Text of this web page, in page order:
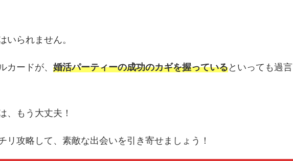
いられません。
カードが、 婚活パーティーの成功のカギを握っているといっても過言
、もう大丈夫！
リ攻略して、素敵な出会いを引き寄せましょう！